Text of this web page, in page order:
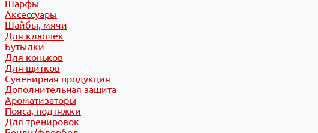
Шарфы
Аксессуары
Шайбы, мячи
Для клюшек
Бутылки
Для коньков
Для щитков
Сувенирная продукция
Дополнительная защита
Ароматизаторы
Пояса, подтяжки
Для тренировок